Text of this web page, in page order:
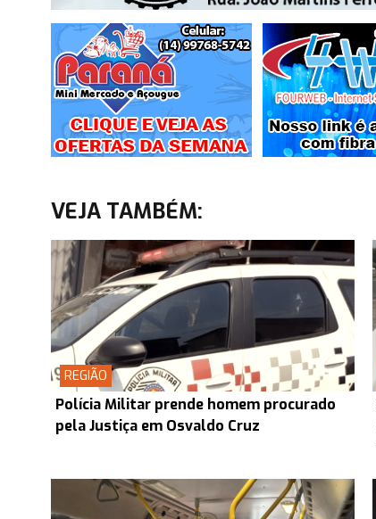
VEJA TAMBÉM:
REGIÃO
Polícia Militar prende homem procurado
pela Justiça em Osvaldo Cruz